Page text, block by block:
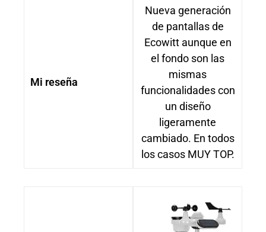
Mi reseña
Nueva generación
de pantallas de
Ecowitt aunque en
el fondo son las
mismas
funcionalidades con
un diseño
ligeramente
cambiado. En todos
los casos MUY TOP.